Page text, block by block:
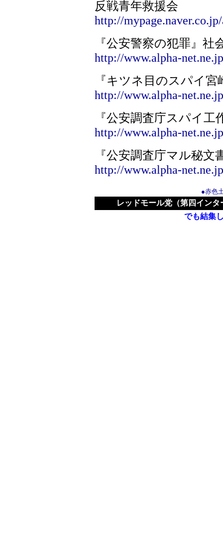
反戦青年救援会
http://
『公安警察の犯罪』社
http://www.alpha-
『キツネ目のスパイ
http://www.alpha-
『公安調査庁スパイ工
http://www.alpha-
『公安調査庁マル秘文
http://www.alpha-
●赤色
レッドモール党（第四イン
でも結集